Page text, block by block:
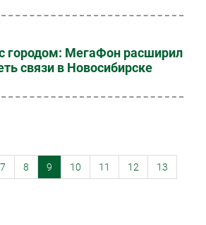
городом: МегаФон расширил
связи в Новосибирске
7 8 9 10 11 12 13